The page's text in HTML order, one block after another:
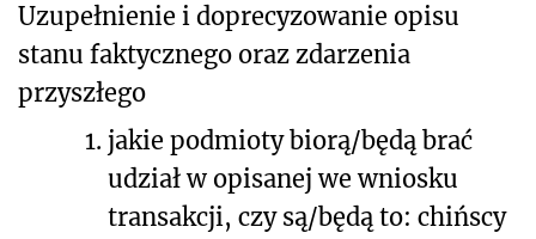
Uzupełnienie i doprecyzowanie opisu
stanu faktycznego oraz zdarzenia
przyszłego
1. jakie podmioty biorą/będą brać
udział w opisanej we wniosku
transakcji, czy są/będą to: chińscy